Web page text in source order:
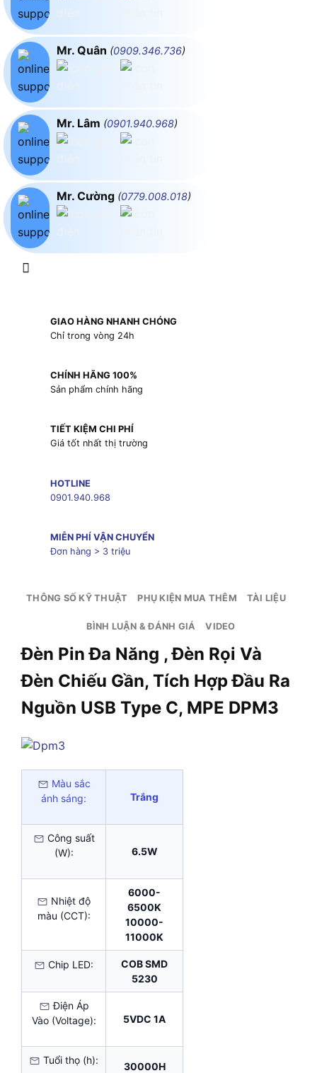
Mr. Quân (0909.346.736)
Mr. Lâm (0901.940.968)
Mr. Cường (0779.008.018)
GIAO HÀNG NHANH CHÓNG
Chỉ trong vòng 24h
CHÍNH HÃNG 100%
Sản phẩm chính hãng
TIẾT KIỆM CHI PHÍ
Giá tốt nhất thị trường
HOTLINE
0901.940.968
MIỄN PHÍ VẬN CHUYỂN
Đơn hàng > 3 triệu
THÔNG SỐ KỸ THUẬT PHỤ KIỆN MUA THÊM TÀI LIỆU
BÌNH LUẬN & ĐÁNH GIÁ VIDEO
Đèn Pin Đa Năng , Đèn Rọi Và
Đèn Chiếu Gần, Tích Hợp Đầu Ra
Nguồn USB Type C, MPE DPM3
Màu sắc
ánh sáng:
Trắng
Công suất
(W):
6.5W
Nhiệt độ
màu (CCT):
6000-
6500K
10000-
11000K
Chip LED:
COB SMD
5230
Điện Áp
Vào (Voltage):
5VDC 1A
Tuổi thọ (h):
30000H